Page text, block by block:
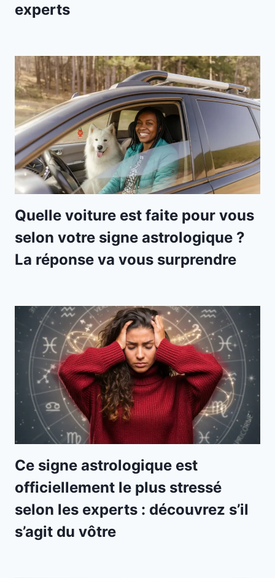
experts
Quelle voiture est faite pour vous
selon votre signe astrologique ?
La réponse va vous surprendre
Ce signe astrologique est
officiellement le plus stressé
selon les experts : découvrez s’il
s’agit du vôtre